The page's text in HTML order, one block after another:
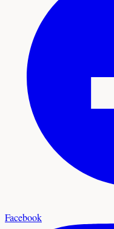
Facebook